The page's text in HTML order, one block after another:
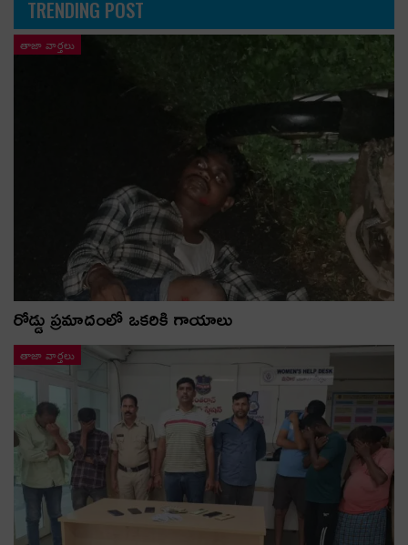
TRENDING POST
తాజా వార్తలు
రోడ్డు ప్రమాదంలో ఒకరికి గాయాలు
తాజా వార్తలు